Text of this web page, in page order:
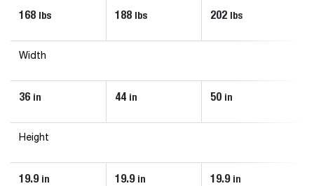
168 lbs 188 lbs 202 lbs
Width
36 in 44 in 50 in
Height
19.9 in 19.9 in 19.9 in